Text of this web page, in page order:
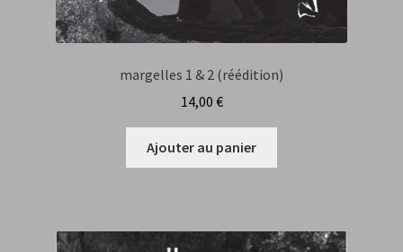
Florence Vandercoilden
François Rannoumargelles 1 & 2 (réédition)
14,00 €
Ajouter au panier